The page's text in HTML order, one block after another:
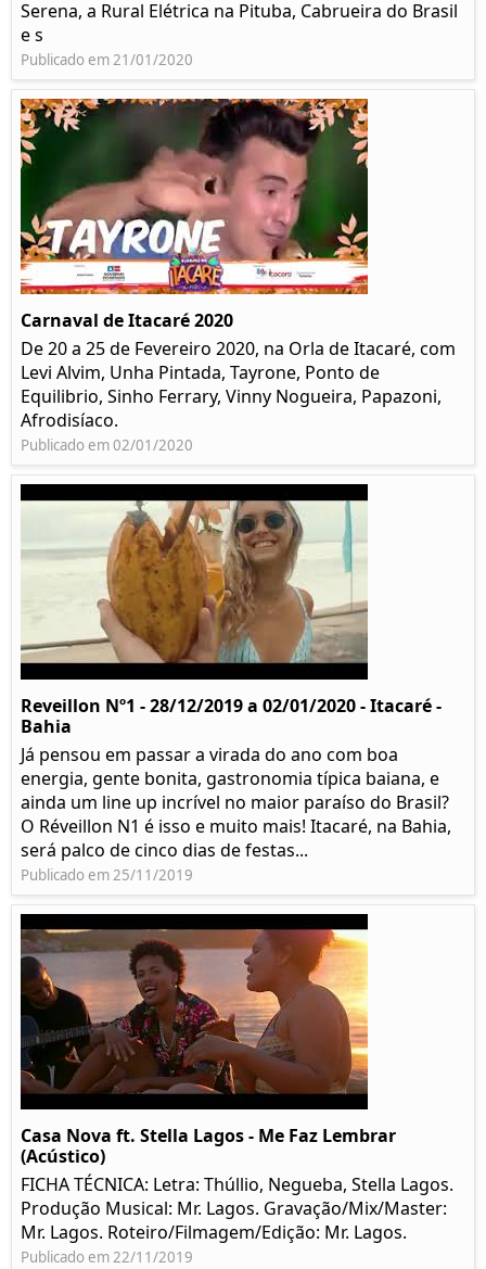
Serena, a Rural Elétrica na Pituba, Cabrueira do Brasil
e s
Publicado em 21/01/2020
Carnaval de Itacaré 2020
De 20 a 25 de Fevereiro 2020, na Orla de Itacaré, com
Levi Alvim, Unha Pintada, Tayrone, Ponto de
Equilibrio, Sinho Ferrary, Vinny Nogueira, Papazoni,
Afrodisíaco.
Publicado em 02/01/2020
Reveillon Nº1 - 28/12/2019 a 02/01/2020 - Itacaré -
Bahia
Já pensou em passar a virada do ano com boa
energia, gente bonita, gastronomia típica baiana, e
ainda um line up incrível no maior paraíso do Brasil?
O Réveillon N1 é isso e muito mais! Itacaré, na Bahia,
será palco de cinco dias de festas...
Publicado em 25/11/2019
Casa Nova ft. Stella Lagos - Me Faz Lembrar
(Acústico)
FICHA TÉCNICA: Letra: Thúllio, Negueba, Stella Lagos.
Produção Musical: Mr. Lagos. Gravação/Mix/Master:
Mr. Lagos. Roteiro/Filmagem/Edição: Mr. Lagos.
Publicado em 22/11/2019